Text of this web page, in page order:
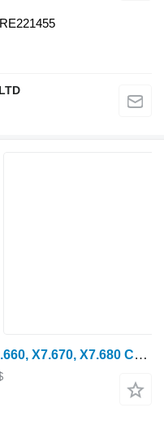
Кабина McCormick X7.650, X7.660, X7.670, X7.680 Complete Cab 6523211m97 6523211M97